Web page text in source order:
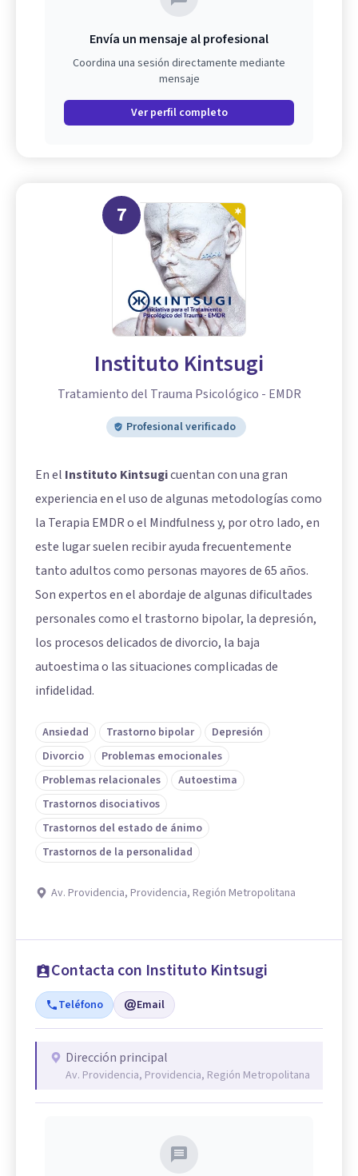
Envía un mensaje al profesional
Coordina una sesión directamente mediante
mensaje
Ver perfil completo
7
Instituto Kintsugi
Tratamiento del Trauma Psicológico - EMDR
Profesional verificado
En el Instituto Kintsugicuentan con una gran
experiencia en el uso de algunas metodologías como
la Terapia EMDR o el Mindfulness y, por otro lado, en
este lugar suelen recibir ayuda frecuentemente
tanto adultos como personas mayores de 65 años.
Son expertos en el abordaje de algunas dificultades
personales como el trastorno bipolar, la depresión,
los procesos delicados de divorcio, la baja
autoestima o las situaciones complicadas de
infidelidad.
Ansiedad Trastorno bipolar
Depresión
Divorcio
Problemas emocionales
Problemas relacionales
Autoestima
Trastornos disociativos
Trastornos del estado de ánimo
Trastornos de la personalidad
Av. Providencia, Providencia, Región Metropolitana
Contacta con Instituto Kintsugi
Teléfono Email
Dirección principal
Av. Providencia, Providencia, Región Metropolitana